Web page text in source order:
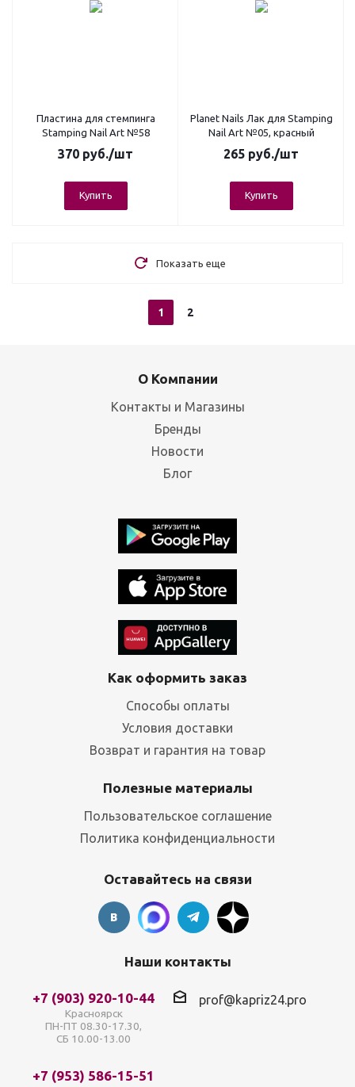
Пластина для стемпинга
Stamping Nail Art №58
370 руб./шт
Купить
Planet Nails Лак для Stamping
Nail Art №05, красный
265 руб./шт
Купить
Показать еще
1 2
О Компании
Контакты и Магазины
Бренды
Новости
Блог
Как оформить заказ
Способы оплаты
Условия доставки
Возврат и гарантия на товар
Полезные материалы
Пользовательское соглашение
Политика конфиденциальности
Оставайтесь на связи
Наши контакты
+7 (903) 920-10-44
Красноярск
ПН-ПТ 08.30-17.30,
СБ 10.00-13.00
+7 (953) 586-15-51
prof@kapriz24.pro